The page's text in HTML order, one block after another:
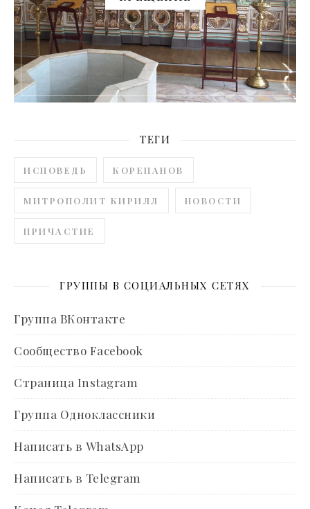
ТЕГИ
ИСПОВЕДЬ КОРЕПАНОВ
МИТРОПОЛИТ КИРИЛЛ НОВОСТИ
ПРИЧАСТИЕ
ГРУППЫ В СОЦИАЛЬНЫХ СЕТЯХ
Группа ВКонтакте
Сообщество Facebook
Страница Instagram
Группа Одноклассники
Написать в WhatsApp
Написать в Telegram